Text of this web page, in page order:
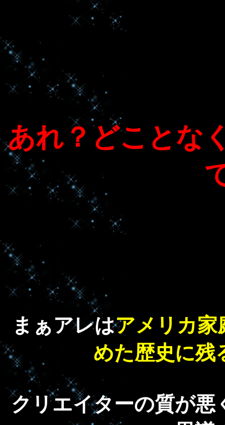
あれ？どことな
まぁアレはアメリカ家
めた歴史に残
クリエイターの質が